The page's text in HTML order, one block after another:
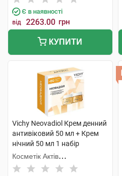
1 набір
Є в наявності
від 2263.00 грн
КУПИТИ
Vichy Neovadiol Крем денний
антивіковий 50 мл + Крем
нічний 50 мл 1 набір
Косметік Актів
Інтернаціональ